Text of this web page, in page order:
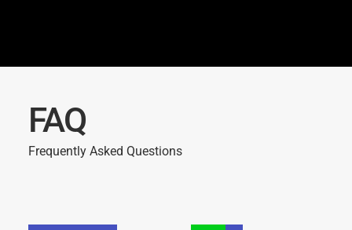
FAQ
Frequently Asked Questions